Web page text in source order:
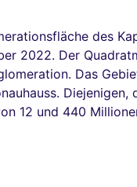
des
2022. Der
Das
12 und 440